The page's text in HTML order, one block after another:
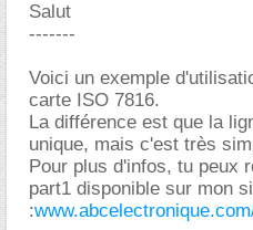
Salut
-------
Voici un exemple
carte ISO 7816.
La différence est que la
unique, mais c'est très
Pour plus d'infos, tu peux
part1 disponible sur mon
: